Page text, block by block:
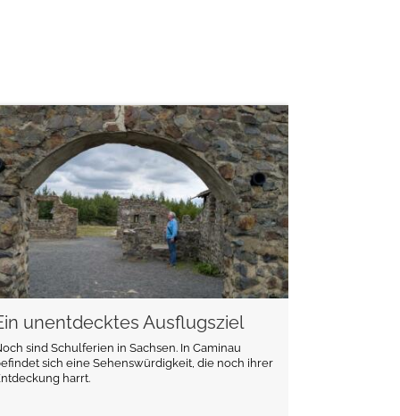
unentdecktes Ausflugsziel
sind Schulferien in Sachsen. In Caminau
sich eine Sehenswürdigkeit, die noch ihrer
harrt.
weiterlesen